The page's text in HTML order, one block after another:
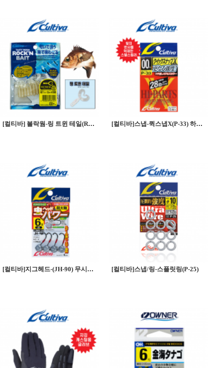
[컬티바] 볼락웜-링 트윈 테일(RB-1) [컬티바]스냅-퀵스냅X(P-33) 하이파츠X
[컬티바]지그헤드-(JH-90) 무시헤드파워 [컬티바]스냅/링-스플릿링(P-25)